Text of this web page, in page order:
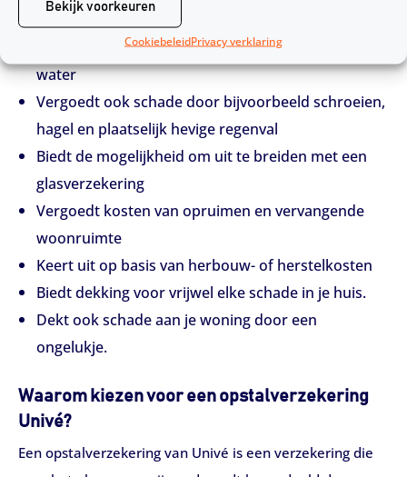
Bekijk voorkeuren
CookiebeleidPrivacy verklaring
precies?
Vergoedt schade door brand, storm, diefstal en
water
Vergoedt ook schade door bijvoorbeeld schroeien,
hagel en plaatselijk hevige regenval
Biedt de mogelijkheid om uit te breiden met een
glasverzekering
Vergoedt kosten van opruimen en vervangende
woonruimte
Keert uit op basis van herbouw- of herstelkosten
Biedt dekking voor vrijwel elke schade in je huis.
Dekt ook schade aan je woning door een
ongelukje.
Waarom kiezen voor een opstalverzekering
Univé?
Een opstalverzekering van Univé is een verzekering die